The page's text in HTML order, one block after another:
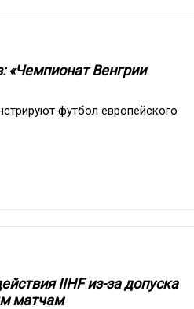
Венгрии
футбол европейского
IIHF из-за допуска
матчам